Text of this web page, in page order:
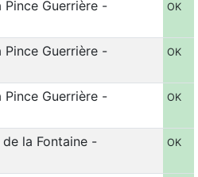
Pince Guerrière -
OK
Pince Guerrière -
OK
Pince Guerrière -
OK
la Fontaine -
OK